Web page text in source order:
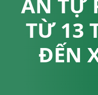
TỪ 13
ĐẾN